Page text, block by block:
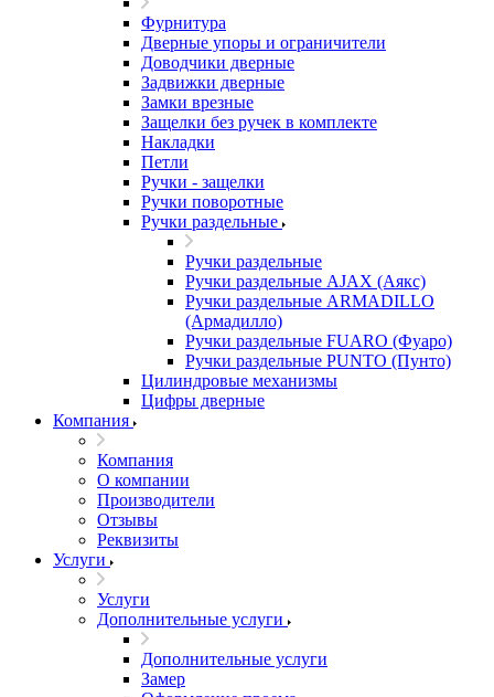
Фурнитура
Дверные упоры и ограничители
Доводчики дверные
Задвижки дверные
Замки врезные
Защелки без ручек в комплекте
Накладки
Петли
Ручки - защелки
Ручки поворотные
Ручки раздельные
Ручки раздельные
Ручки раздельные AJAX (Аякс)
Ручки раздельные ARMADILLO
(Армадилло)
Ручки раздельные FUARO (Фуаро)
Ручки раздельные PUNTO (Пунто)
Цилиндровые механизмы
Цифры дверные
Компания
Компания
О компании
Производители
Отзывы
Реквизиты
Услуги
Услуги
Дополнительные услуги
Дополнительные услуги
Замер